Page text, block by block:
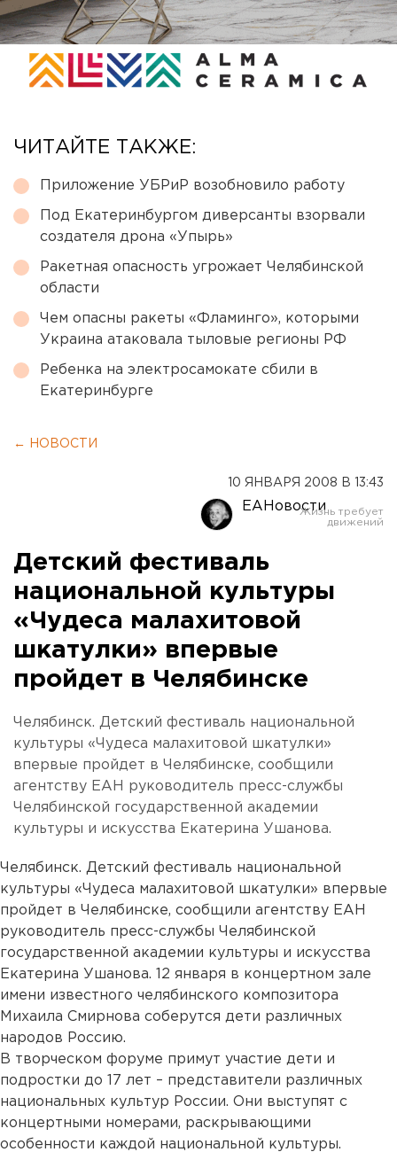
ЧИТАЙТЕ ТАКЖЕ:
Приложение УБРиР возобновило работу
Под Екатеринбургом диверсанты взорвали
создателя дрона «Упырь»
Ракетная опасность угрожает Челябинской
области
Чем опасны ракеты «Фламинго», которыми
Украина атаковала тыловые регионы РФ
Ребенка на электросамокате сбили в
Екатеринбурге
← НОВОСТИ
10 ЯНВАРЯ 2008 В 13:43
ЕАНовости
Детский фестиваль
национальной культуры
«Чудеса малахитовой
шкатулки» впервые
пройдет в Челябинске
Челябинск. Детский фестиваль национальной
культуры «Чудеса малахитовой шкатулки»
впервые пройдет в Челябинске, сообщили
агентству ЕАН руководитель пресс-службы
Челябинской государственной академии
культуры и искусства Екатерина Ушанова.
Челябинск. Детский фестиваль национальной
культуры «Чудеса малахитовой шкатулки» впервые
пройдет в Челябинске, сообщили агентству ЕАН
руководитель пресс-службы Челябинской
государственной академии культуры и искусства
Екатерина Ушанова. 12 января в концертном зале
имени известного челябинского композитора
Михаила Смирнова соберутся дети различных
народов Россию.
В творческом форуме примут участие дети и
подростки до 17 лет – представители различных
национальных культур России. Они выступят с
концертными номерами, раскрывающими
особенности каждой национальной культуры.